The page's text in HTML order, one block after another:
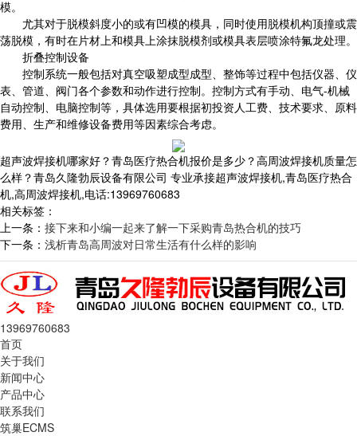
模。
尤其对于脱模斜度小的或有凹模的模具，同时使用脱模机构顶撞或震
荡脱模，有时在片材上和模具上涂抹脱模剂或模具表层喷涂特氟龙处理。
折叠控制设备
控制系统一般包括对真空吸塑成型成型、整饰等过程中包括仪器、仪
表、管道、阀门各个参数和动作进行控制。控制方式有手动、电气-机械
自动控制、电脑控制等，具体选用要根据初投资人工费、技术要求、原料
费用、生产和维修设备费用等因素综合考虑。
超声波焊接机哪家好？青岛医疗热合机报价是多少？高周波焊接机质量怎
么样？青岛久隆勃辰设备有限公司 专业承接超声波焊接机,青岛医疗热合
机,高周波焊接机,电话:13969760683
相关标签：
上一条： 接下来和小编一起来了解一下采购青岛热合机的技巧
下一条： 浅析青岛高周波对日常生活有什么样的影响
13969760683
首页
关于我们
新闻中心
产品中心
联系我们
筑巢ECMS